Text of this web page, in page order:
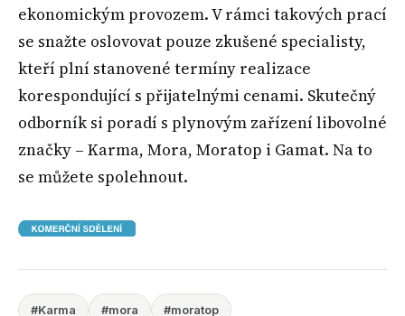
ekonomickým provozem. V rámci takových prací
se snažte oslovovat pouze zkušené specialisty,
kteří plní stanovené termíny realizace
korespondující s přijatelnými cenami. Skutečný
odborník si poradí s plynovým zařízení libovolné
značky – Karma, Mora, Moratop i Gamat. Na to
se můžete spolehnout.
#Karma #mora #moratop